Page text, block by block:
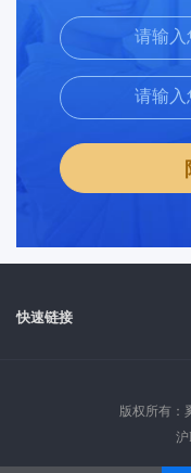
快速链接
版权所有：
沪